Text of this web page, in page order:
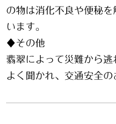
の物は消化不良や便秘
います。
♦その他
翡翠によって災難から
よく聞かれ、交通安全の